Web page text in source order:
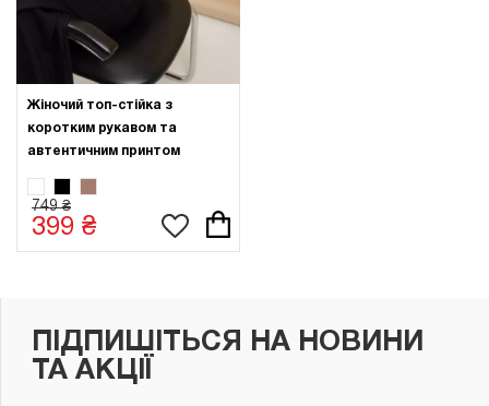
Жіночий топ-стійка з
коротким рукавом та
автентичним принтом
749 ₴
399 ₴
ПІДПИШІТЬСЯ НА НОВИНИ
ТА АКЦІЇ